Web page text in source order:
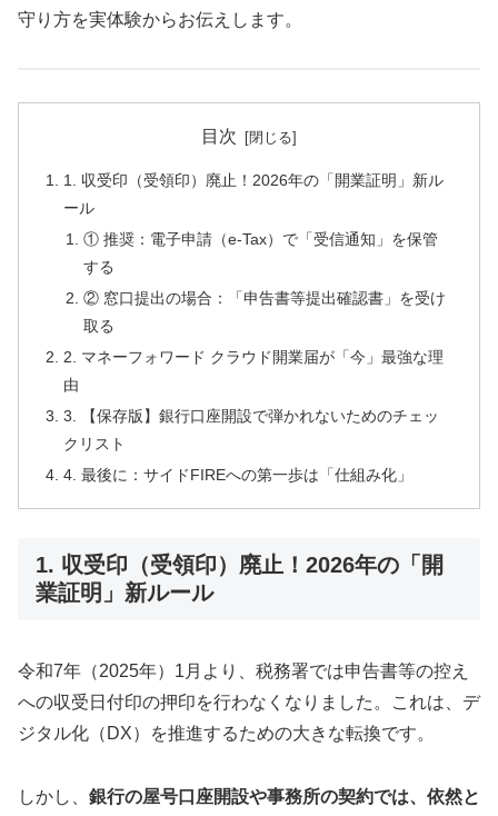
守り方を実体験からお伝えします。
目次
1. 収受印（受領印）廃止！2026年の「開業証明」新ル
ール
① 推奨：電子申請（e-Tax）で「受信通知」を保管
する
② 窓口提出の場合：「申告書等提出確認書」を受け
取る
2. マネーフォワード クラウド開業届が「今」最強な理
由
3. 【保存版】銀行口座開設で弾かれないためのチェッ
クリスト
4. 最後に：サイドFIREへの第一歩は「仕組み化」
1. 収受印（受領印）廃止！2026年の「開
業証明」新ルール
令和7年（2025年）1月より、税務署では申告書等の控え
への収受日付印の押印を行わなくなりました。これは、デ
ジタル化（DX）を推進するための大きな転換です。
しかし、 銀行の屋号口座開設や事務所の契約では、依然と